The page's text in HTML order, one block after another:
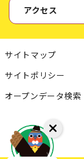
アクセス
サイトマップ
サイトポリシー
オープンデータ検索